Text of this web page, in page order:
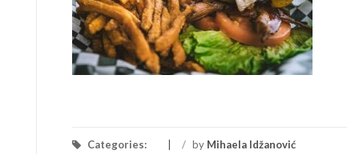
Categories: / by Mihaela Idžanović